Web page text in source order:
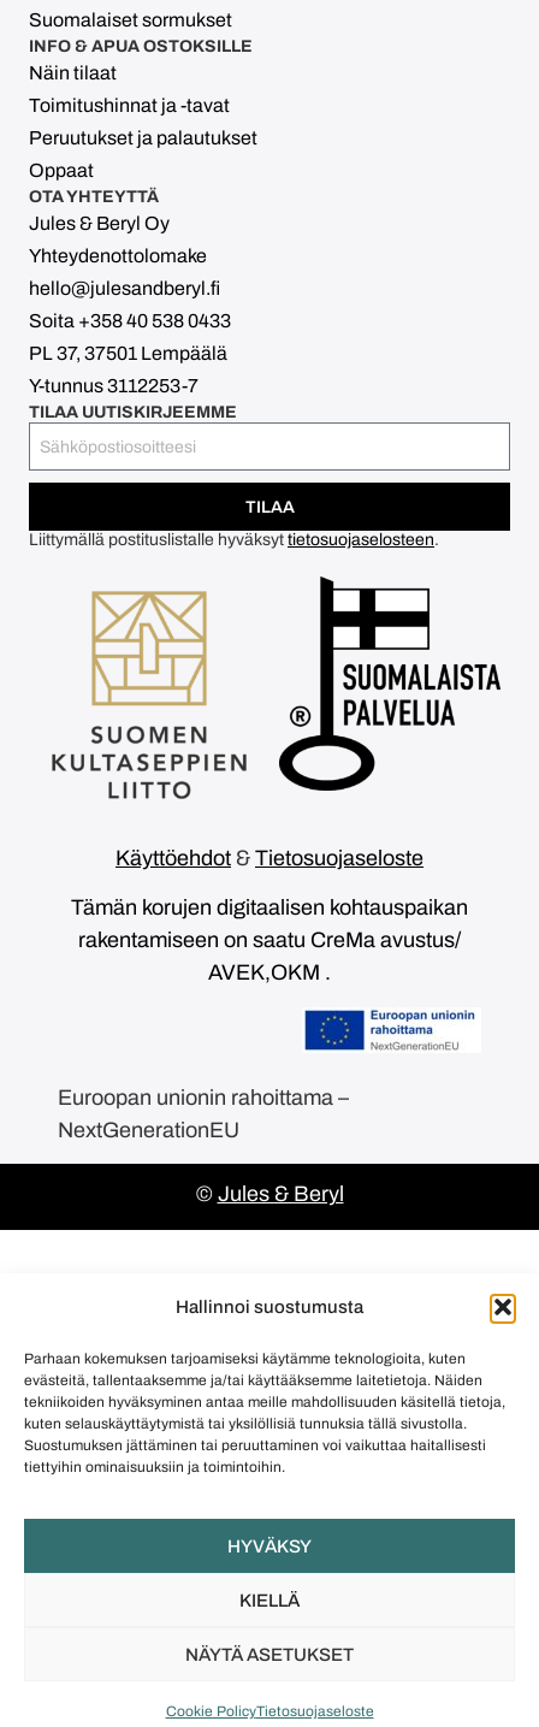
Hallinnoi suostumusta
Parhaan kokemuksen tarjoamiseksi käytämme teknologioita, kuten
evästeitä, tallentaaksemme ja/tai käyttääksemme laitetietoja. Näiden
tekniikoiden hyväksyminen antaa meille mahdollisuuden käsitellä tietoja,
kuten selauskäyttäytymistä tai yksilöllisiä tunnuksia tällä sivustolla.
Suostumuksen jättäminen tai peruuttaminen voi vaikuttaa haitallisesti
tiettyihin ominaisuuksiin ja toimintoihin.
HYVÄKSY
KIELLÄ
NÄYTÄ ASETUKSET
Cookie PolicyTietosuojaseloste
Suomalaiset sormukset
INFO & APUA OSTOKSILLE
Näin tilaat
Toimitushinnat ja -tavat
Peruutukset ja palautukset
Oppaat
OTA YHTEYTTÄ
Jules & Beryl Oy
Yhteydenottolomake
hello@julesandberyl.fi
Soita +358 40 538 0433
PL 37, 37501 Lempäälä
Y-tunnus 3112253-7
TILAA UUTISKIRJEEMME
TILAA
Liittymällä postituslistalle hyväksyt tietosuojaselosteen.
Käyttöehdot & Tietosuojaseloste
Tämän korujen digitaalisen kohtauspaikan
rakentamiseen on saatu CreMa avustus/
AVEK,OKM .
Euroopan unionin rahoittama –
NextGenerationEU
© Jules & Beryl